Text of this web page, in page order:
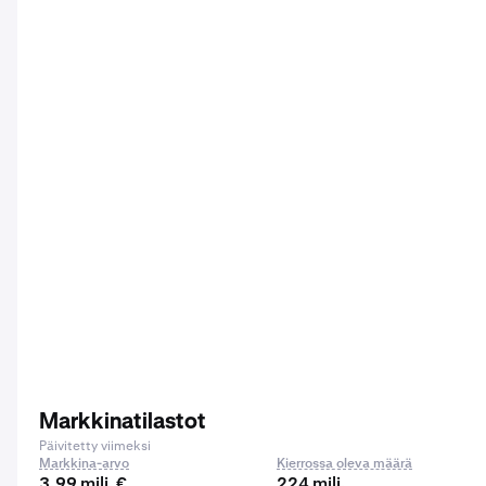
Markkinatilastot
Päivitetty viimeksi
Markkina-arvo
Kierrossa oleva määrä